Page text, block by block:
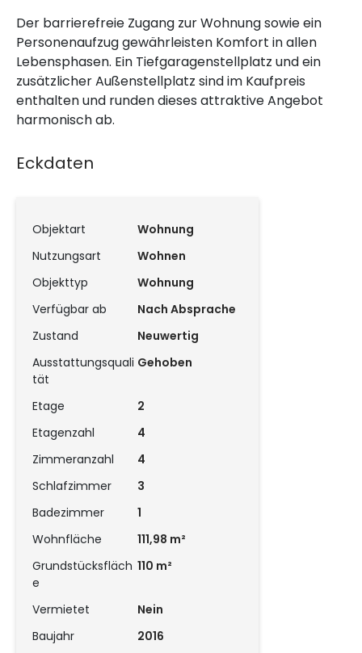
Der barrierefreie Zugang zur Wohnung sowie ein
Personenaufzug gewährleisten Komfort in allen
Lebensphasen. Ein Tiefgaragenstellplatz und ein
zusätzlicher Außenstellplatz sind im Kaufpreis
enthalten und runden dieses attraktive Angebot
harmonisch ab.
Eckdaten
Objektart
Wohnung
Nutzungsart
Wohnen
Objekttyp
Wohnung
Verfügbar ab
Nach Absprache
Zustand
Neuwertig
Ausstattungsquali
tät
Gehoben
Etage
2
Etagenzahl
4
Zimmeranzahl
4
Schlafzimmer
3
Badezimmer
1
Wohnfläche
111,98 m²
Grundstücksfläch
e
110 m²
Vermietet
Nein
Baujahr
2016